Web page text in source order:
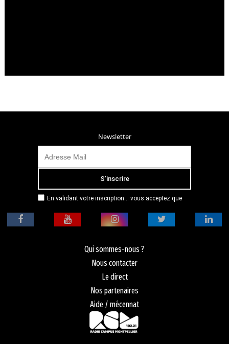
Newsletter
En validant votre inscription... vous acceptez que
adresse email dans le but de vous envoyer
mensuellement sa lettre d’informations. Pour plus
politique de confidentialité.
Qui sommes-nous ?
Nous contacter
Le direct
Nos partenaires
Aide / mécennat